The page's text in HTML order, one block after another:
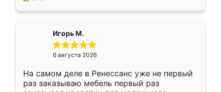
Игорь М.
6 августа 2026
На самом деле в Ренессанс уже не первый
раз заказываю мебель первый раз